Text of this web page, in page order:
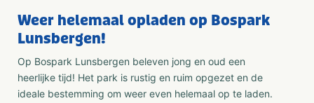
Weer helemaal opladen op Bospark
Lunsbergen!
Op Bospark Lunsbergen beleven jong en oud een
heerlijke tijd! Het park is rustig en ruim opgezet en de
ideale bestemming om weer even helemaal op te laden.